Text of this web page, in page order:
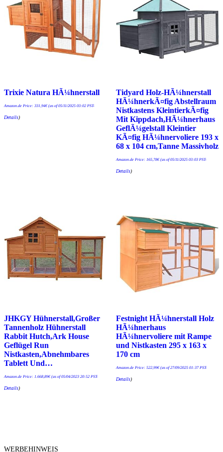
Trixie Natura HÃ¼hnerstall
Amazon.de Price: 331,94€(as of 05/11/2025 03:02 PST-
Details)
Tidyard Holz-HÃ¼hnerstall
HÃ¼hnerkÃ¤fig Abstellraum
Nistkastens KleintierkÃ¤fig
Mit Kippdach,HÃ¼hnerhaus
GeflÃ¼gelstall Kleintier
KÃ¤fig HÃ¼hnervoliere 193 x
68 x 104 cm,Tanne Massivholz
Amazon.de Price: 165,78€(as of 05/11/2025 03:03 PST-
Details)
JHKGY Hühnerstall,Großer
Tannenholz Hühnerstall
Rabbit Hutch,Ark House
Geflügel Run
Nistkasten,Abnehmbares
Tablett Und…
Amazon.de Price: 1.668,89€(as of 05/04/2023 20:52 PST-
Details)
Festnight HÃ¼hnerstall Holz
HÃ¼hnerhaus
HÃ¼hnervoliere mit Rampe
und Nistkasten 295 x 163 x
170 cm
Amazon.de Price: 522,99€(as of 27/09/2025 01:37 PST-
Details)
WERBEHINWEIS